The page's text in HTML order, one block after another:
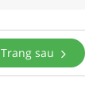
Trang sau